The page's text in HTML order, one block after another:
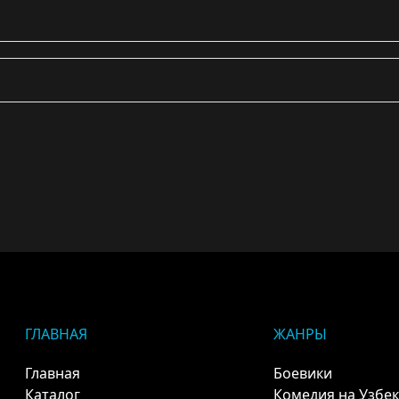
ГЛАВНАЯ
Главная
Каталог
ЖАНРЫ
Боевики
Комедия на